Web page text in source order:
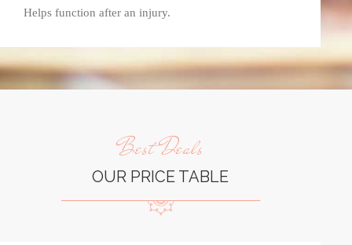
Helps function after an injury.
Best Deals
OUR PRICE TABLE